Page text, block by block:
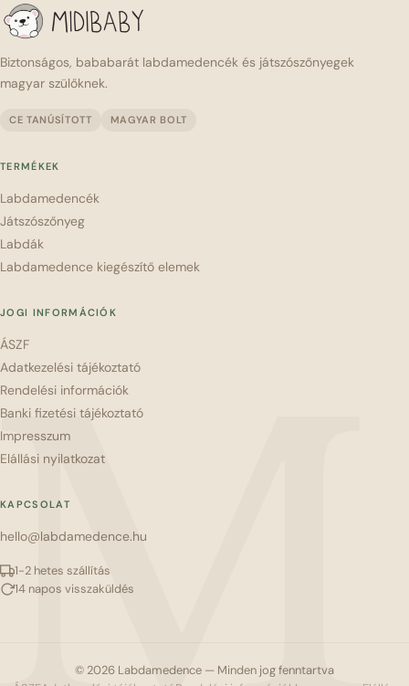
Biztonságos, bababarát labdamedencék és játszószőnyegek
magyar szülőknek.
CE TANÚSÍTOTT MAGYAR BOLT
TERMÉKEK
Labdamedencék
Játszószőnyeg
Labdák
Labdamedence kiegészítő elemek
JOGI INFORMÁCIÓK
ÁSZF
Adatkezelési tájékoztató
Rendelési információk
Banki fizetési tájékoztató
Impresszum
Elállási nyilatkozat
KAPCSOLAT
hello@labdamedence.hu
1-2 hetes szállítás
14 napos visszaküldés
© 2026 Labdamedence — Minden jog fenntartva